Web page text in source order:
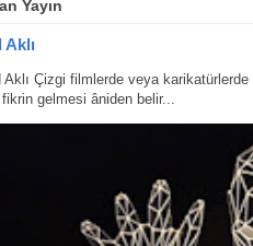
Yayın
Aklı
Aklı Çizgi filmlerde veya
gelmesi âniden belir...